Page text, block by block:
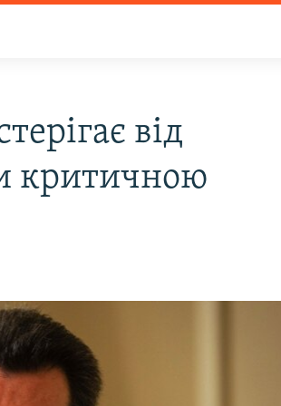
від
критичною